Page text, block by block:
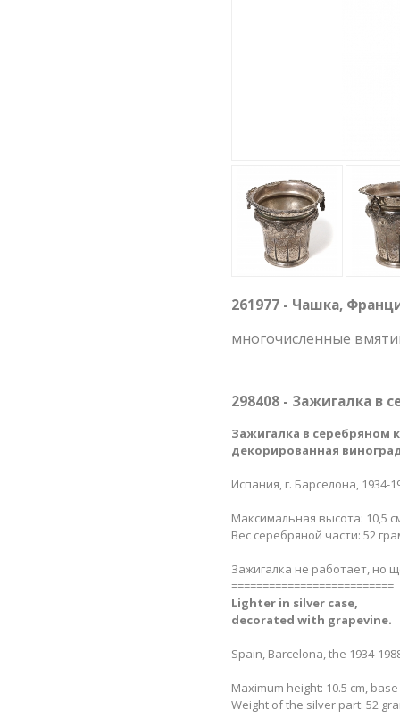
261977 - Чашка,
многочисленные
298408 - Зажигалка в
Зажигалка в серебряном
декорированная
Испания, г. Барселона, 1934-
Максимальная высота: 10,5
Вес серебряной части: 52
Зажигалка не работает, но
==========================
Lighter in silver case​,
decorated with grapevine.
Spain, Barcelona, the 1934-
Maximum height: 10.5 cm,
Weight of the silver part: 52